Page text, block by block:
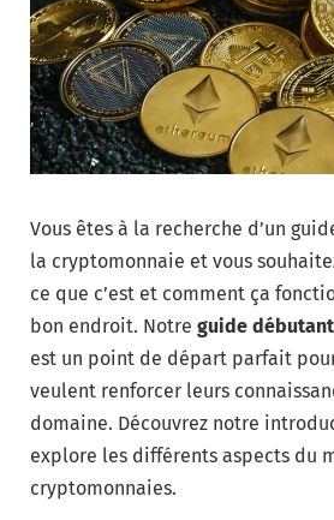
Vous êtes à la recherche d’un
la cryptomonnaie et vous
ce que c’est et comment ça
bon endroit. Notre guide
est un point de départ parfait
veulent renforcer leurs
domaine. Découvrez notre
explore les différents aspects du
cryptomonnaies.